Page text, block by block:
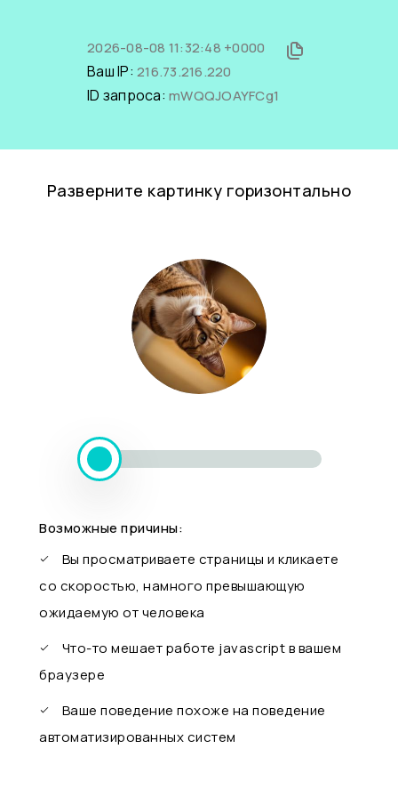
2026-08-08 11:32:48 +0000
Ваш IP: 216.73.216.220
ID запроса: mWQQJOAYFCg1
Разверните картинку горизонтально
Возможные причины:
Вы просматриваете страницы и кликаете
со скоростью, намного превышающую
ожидаемую от человека
Что-то мешает работе javascript в вашем
браузере
Ваше поведение похоже на поведение
автоматизированных систем